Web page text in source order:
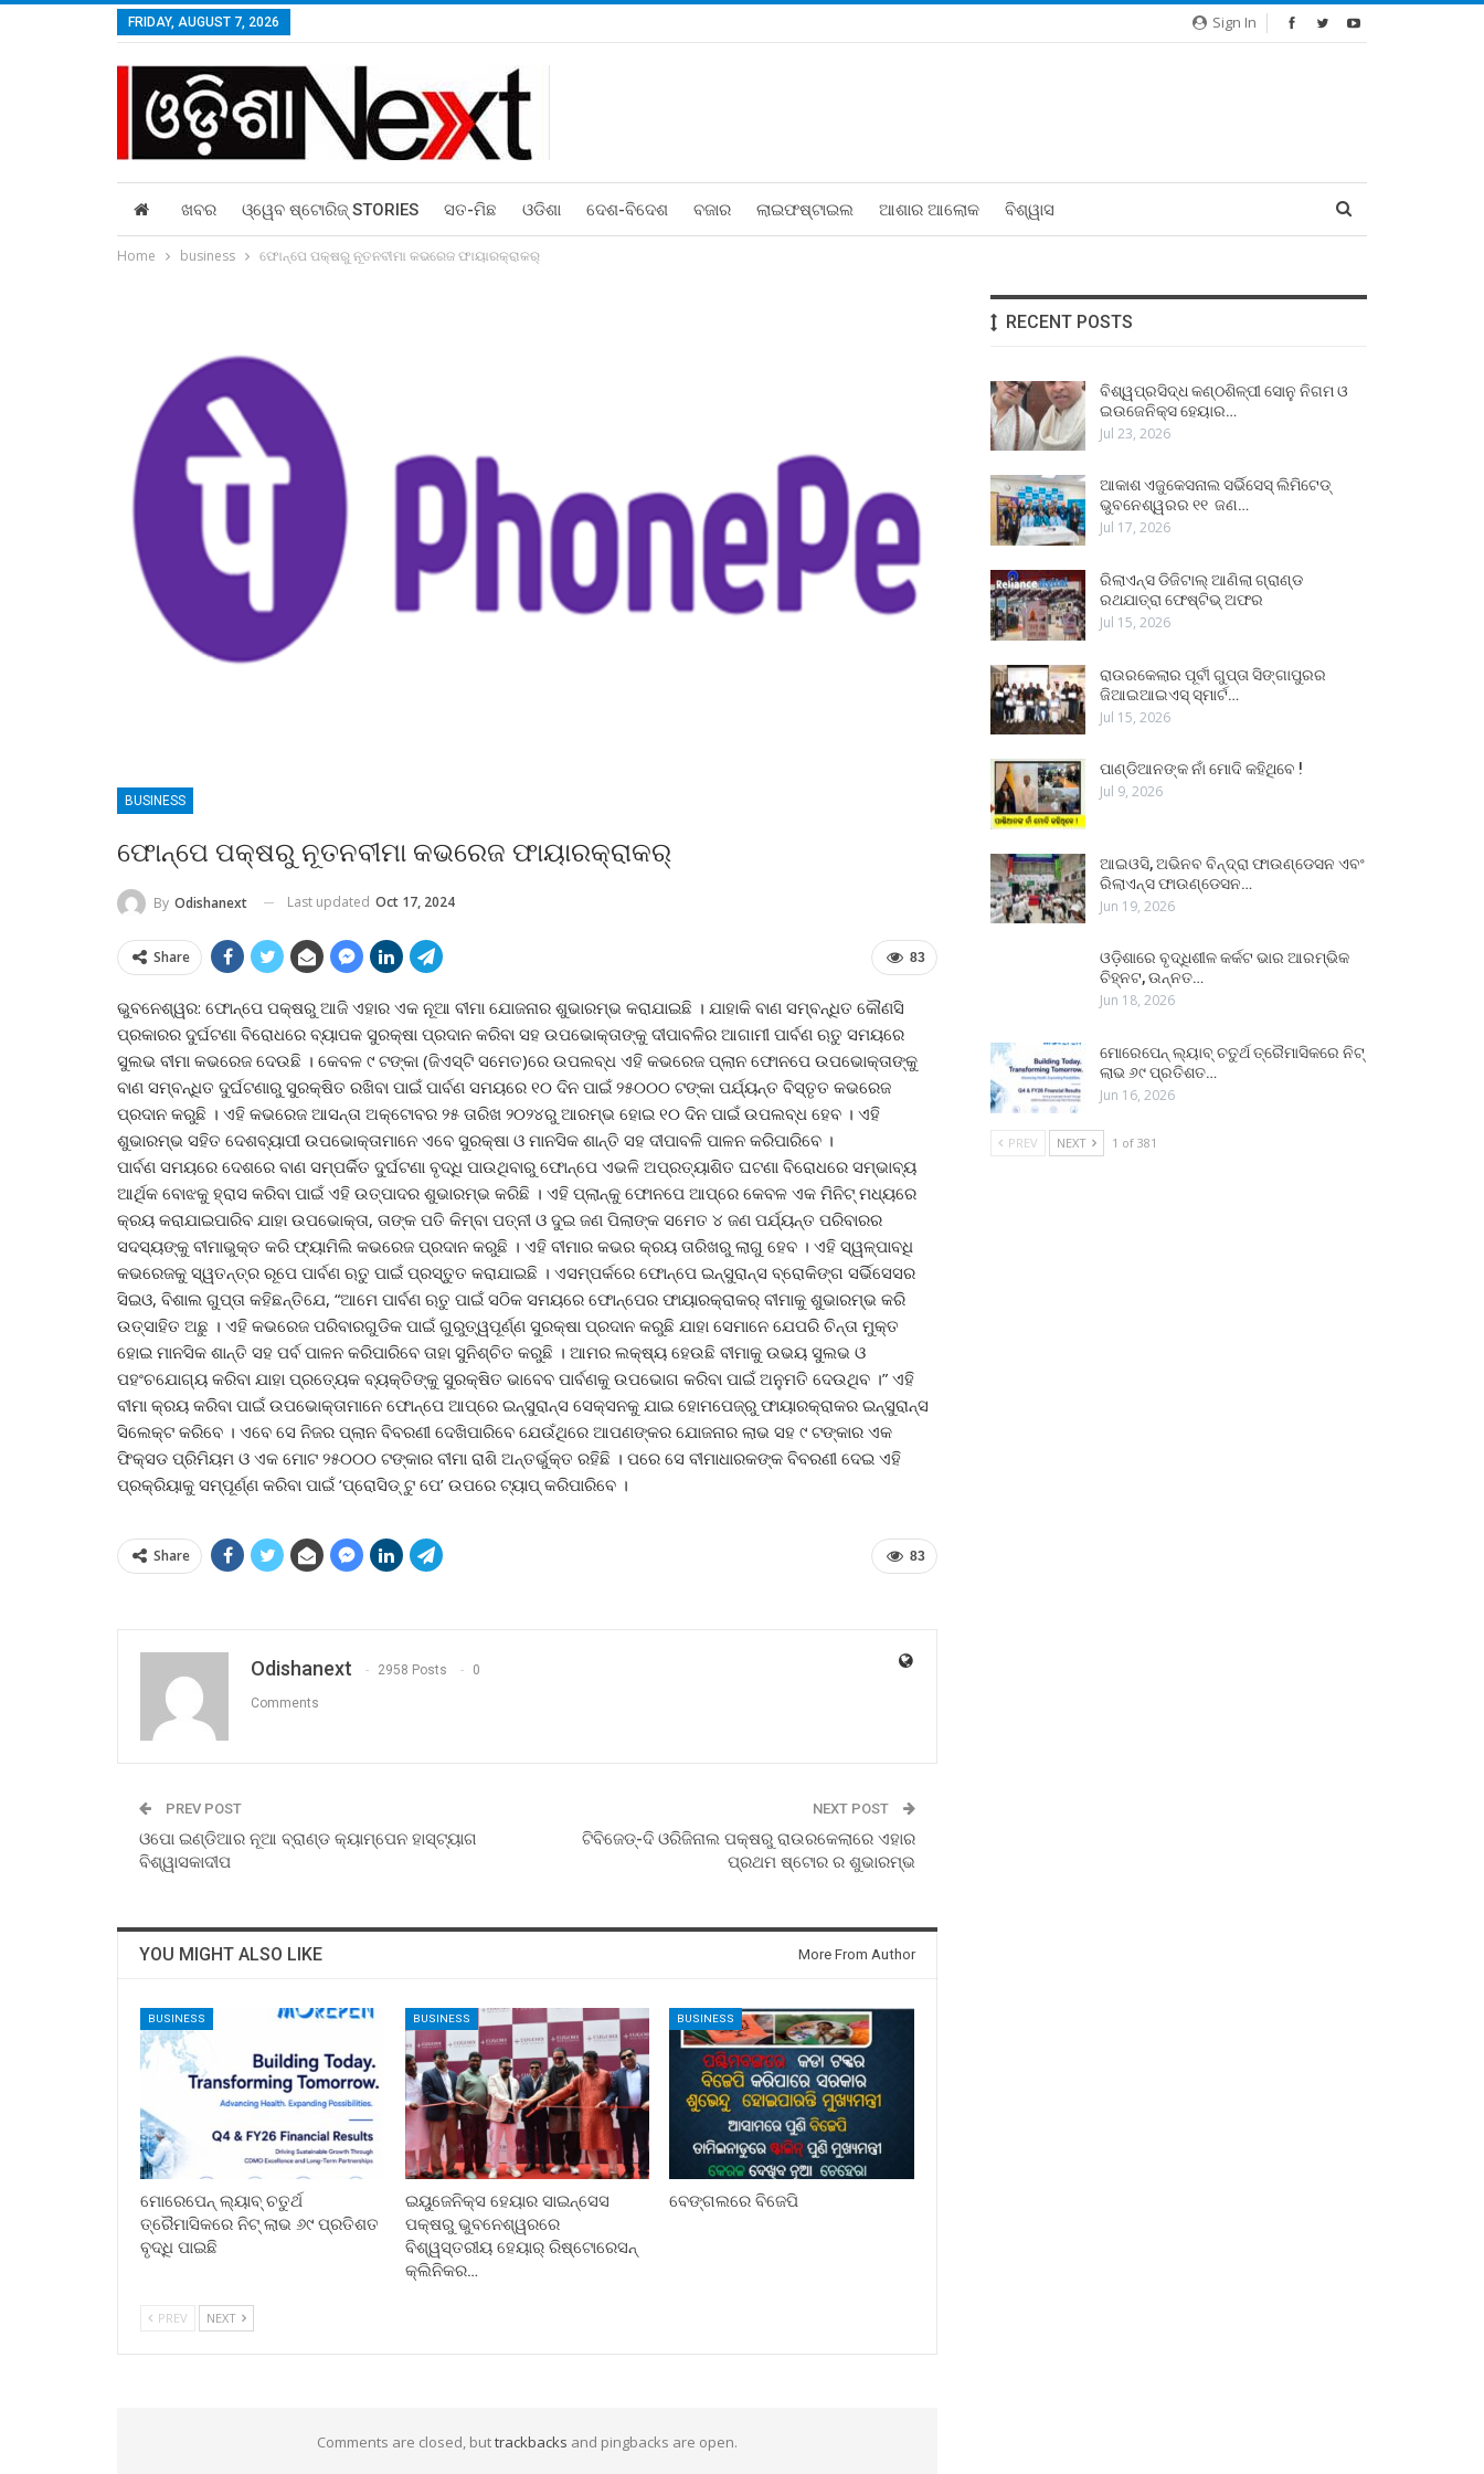
Sign In
FRIDAY, AUGUST 7, 2026
ଖବର ଓ୍ୱେବ ଷ୍ଟୋରିଜ୍‌ STORIES ସତ-ମିଛ ଓଡିଶା ଦେଶ-ବିଦେଶ ବଜାର ଲାଇଫଷ୍ଟାଇଲ ଆଶାର ଆଲୋକ ବିଶ୍ୱାସ
Home business ଫୋନ୍‌ପେ ପକ୍ଷରୁ ନୂତନବୀମା କଭରେଜ ଫାୟାରକ୍ରାକର୍‌
BUSINESS
ଫୋନ୍‌ପେ ପକ୍ଷରୁ ନୂତନବୀମା କଭରେଜ ଫାୟାରକ୍ରାକର୍‌
By Odishanext Last updated Oct 17, 2024
83
Share
ଭୁବନେଶ୍ୱର: ଫୋନ୍‌ପେ ପକ୍ଷରୁ ଆଜି ଏହାର ଏକ ନୂଆ ବୀମା ଯୋଜନାର ଶୁଭାରମ୍ଭ କରାଯାଇଛି । ଯାହାକି ବାଣ ସମ୍ବନ୍ଧିତ କୌଣସି
ପ୍ରକାରର ଦୁର୍ଘଟଣା ବିରୋଧରେ ବ୍ୟାପକ ସୁରକ୍ଷା ପ୍ରଦାନ କରିବା ସହ ଉପଭୋକ୍ତାଙ୍କୁ ଦୀପାବଳିର ଆଗାମୀ ପାର୍ବଣ ଋତୁ ସମୟରେ
ସୁଲଭ ବୀମା କଭରେଜ ଦେଉଛି । କେବଳ ୯ ଟଙ୍କା (ଜିଏସ୍‌ଟି ସମେତ)ରେ ଉପଲବ୍ଧ ଏହି କଭରେଜ ପ୍ଲାନ ଫୋନପେ ଉପଭୋକ୍ତାଙ୍କୁ
ବାଣ ସମ୍ବନ୍ଧିତ ଦୁର୍ଘଟଣାରୁ ସୁରକ୍ଷିତ ରଖିବା ପାଇଁ ପାର୍ବଣ ସମୟରେ ୧୦ ଦିନ ପାଇଁ ୨୫୦୦୦ ଟଙ୍କା ପର୍ଯ୍ୟନ୍ତ ବିସ୍ତୃତ କଭରେଜ
ପ୍‌ରଦାନ କରୁଛି । ଏହି କଭରେଜ ଆସନ୍ତା ଅକ୍ଟୋବର ୨୫ ତାରିଖ ୨୦୨୪ରୁ ଆରମ୍ଭ ହୋଇ ୧୦ ଦିନ ପାଇଁ ଉପଲବ୍ଧ ହେବ । ଏହି
ଶୁଭାରମ୍ଭ ସହିତ ଦେଶବ୍ୟାପୀ ଉପଭୋକ୍ତାମାନେ ଏବେ ସୁରକ୍ଷା ଓ ମାନସିକ ଶାନ୍ତି ସହ ଦୀପାବଳି ପାଳନ କରିପାରିବେ ।
ପାର୍ବଣ ସମୟରେ ଦେଶରେ ବାଣ ସମ୍ପର୍କିତ ଦୁର୍ଘଟଣା ବୃଦ୍ଧି ପାଉଥିବାରୁ ଫୋନ୍‌ପେ ଏଭଳି ଅପ୍ରତ୍ୟାଶିତ ଘଟଣା ବିରୋଧରେ ସମ୍ଭାବ୍ୟ
ଆର୍ଥିକ ବୋଝକୁ ହ୍ରାସ କରିବା ପାଇଁ ଏହି ଉତ୍ପାଦର ଶୁଭାରମ୍ଭ କରିଛି । ଏହି ପ୍ଲାନ୍‌କୁ ଫୋନପେ ଆପ୍‌ରେ କେବଳ ଏକ ମିନିଟ୍ ମଧ୍ୟରେ
କ୍ରୟ କରାଯାଇପାରିବ ଯାହା ଉପଭୋକ୍ତା, ତାଙ୍କ ପତି କିମ୍ବା ପତ୍ନୀ ଓ ଦୁଇ ଜଣ ପିଲାଙ୍କ ସମେତ ୪ ଜଣ ପର୍ଯ୍ୟନ୍ତ ପରିବାରର
ସଦସ୍ୟଙ୍କୁ ବୀମାଭୁକ୍ତ କରି ଫ୍ୟାମିଲି କଭରେଜ ପ୍ରଦାନ କରୁଛି । ଏହି ବୀମାର କଭର କ୍ରୟ ତାରିଖରୁ ଲାଗୁ ହେବ । ଏହି ସ୍ୱଳ୍ପାବଧି
କଭରେଜକୁ ସ୍ୱତନ୍ତ୍ର ରୂପେ ପାର୍ବଣ ଋତୁ ପାଇଁ ପ୍ରସ୍ତୁତ କରାଯାଇଛି । ଏସମ୍ପର୍କରେ ଫୋନ୍‌ପେ ଇନ୍ସୁରାନ୍ସ ବ୍ରୋକିଙ୍ଗ ସର୍ଭିସେସର
ସିଇଓ, ବିଶାଲ ଗୁପ୍ତା କହିଛନ୍ତିଯେ, “ଆମେ ପାର୍ବଣ ଋତୁ ପାଇଁ ସଠିକ ସମୟରେ ଫୋନ୍‌ପେର ଫାୟାରକ୍ରାକର୍ ବୀମାକୁ ଶୁଭାରମ୍ଭ କରି
ଉତ୍ସାହିତ ଅଛୁ । ଏହି କଭରେଜ ପରିବାରଗୁଡିକ ପାଇଁ ଗୁରୁତ୍ୱପୂର୍ଣ୍ଣ ସୁରକ୍ଷା ପ୍ରଦାନ କରୁଛି ଯାହା ସେମାନେ ଯେପରି ଚିନ୍ତା ମୁକ୍ତ
ହୋଇ ମାନସିକ ଶାନ୍ତି ସହ ପର୍ବ ପାଳନ କରିପାରିବେ ତାହା ସୁନିଶ୍ଚିତ କରୁଛି । ଆମର ଲକ୍ଷ୍ୟ ହେଉଛି ବୀମାକୁ ଉଭୟ ସୁଲଭ ଓ
ପହଂଚଯୋଗ୍ୟ କରିବା ଯାହା ପ୍ରତ୍ୟେକ ବ୍ୟକ୍ତିଙ୍କୁ ସୁରକ୍ଷିତ ଭାବେବ ପାର୍ବଣକୁ ଉପଭୋଗ କରିବା ପାଇଁ ଅନୁମତି ଦେଉଥିବ ।” ଏହି
ବୀମା କ୍ରୟ କରିବା ପାଇଁ ଉପଭୋକ୍ତାମାନେ ଫୋନ୍‌ପେ ଆପ୍‌ରେ ଇନ୍ସୁରାନ୍ସ ସେକ୍ସନକୁ ଯାଇ ହୋମପେଜ୍‌ରୁ ଫାୟାରକ୍ରାକର ଇନ୍ସୁରାନ୍ସ
ସିଲେକ୍ଟ କରିବେ । ଏବେ ସେ ନିଜର ପ୍ଲାନ ବିବରଣୀ ଦେଖିପାରିବେ ଯେଉଁଥିରେ ଆପଣଙ୍କର ଯୋଜନାର ଲାଭ ସହ ୯ ଟଙ୍କାର ଏକ
ଫିକ୍ସଡ ପ୍ରିମିୟମ ଓ ଏକ ମୋଟ ୨୫୦୦୦ ଟଙ୍କାର ବୀମା ରାଶି ଅନ୍ତର୍ଭୁକ୍ତ ରହିଛି । ପରେ ସେ ବୀମାଧାରକଙ୍କ ବିବରଣୀ ଦେଇ ଏହି
ପ୍ରକ୍ରିୟାକୁ ସମ୍ପୂର୍ଣ୍ଣ କରିବା ପାଇଁ ‘ପ୍ରୋସିଡ୍ ଟୁ ପେ’ ଉପରେ ଟ୍ୟାପ୍ କରିପାରିବେ ।
83
Share
Odishanext 2958 Posts 0
Comments
PREV POST
ଓପୋ ଇଣ୍ଡିଆର ନୂଆ ବ୍ରାଣ୍ଡ କ୍ୟାମ୍ପେନ ହାସ୍‌ଟ୍ୟାଗ
ବିଶ୍ୱାସକାଦୀପ
NEXT POST
ଟିବିଜେଡ୍‌-ଦି ଓରିଜିନାଲ ପକ୍ଷରୁ ରାଉରକେଲାରେ ଏହାର
ପ୍ରଥମ ଷ୍ଟୋର ର ଶୁଭାରମ୍ଭ
YOU MIGHT ALSO LIKE More From Author
BUSINESS
ମୋରେପେନ୍ ଲ୍ୟାବ୍ ଚତୁର୍ଥ
ତ୍ରୈମାସିକରେ ନିଟ୍ ଲାଭ ୬୯ ପ୍ରତିଶତ
ବୃଦ୍ଧି ପାଇଛି
BUSINESS
ଇୟୁଜେନିକ୍ସ ହେୟାର ସାଇନ୍ସେସ
ପକ୍ଷରୁ ଭୁବନେଶ୍ୱରରେ
ବିଶ୍ୱସ୍ତରୀୟ ହେୟାର୍ ରିଷ୍ଟୋରେସନ୍
କ୍ଲିନିକର…
BUSINESS
ବେଙ୍ଗଲରେ ବିଜେପି
PREV NEXT
Comments are closed, buttrackbacks and pingbacks are open.
RECENT POSTS
ବିଶ୍ୱପ୍ରସିଦ୍ଧ କଣ୍ଠଶିଳ୍ପୀ ସୋନୁ ନିଗମ ଓ
ଇଉଜେନିକ୍ସ ହେୟାର…
Jul 23, 2026
ଆକାଶ ଏଜୁକେସନାଲ ସର୍ଭିସେସ୍ ଲିମିଟେଡ୍
ଭୁବନେଶ୍ୱରର ୧୧ ଜଣ…
Jul 17, 2026
ରିଲାଏନ୍ସ ଡିଜିଟାଲ୍ ଆଣିଲା ଗ୍ରାଣ୍ଡ
ରଥଯାତ୍ରା ଫେଷ୍ଟିଭ୍ ଅଫର
Jul 15, 2026
ରାଉରକେଲାର ପୂର୍ବୀ ଗୁପ୍ତା ସିଙ୍ଗାପୁରର
ଜିଆଇଆଇଏସ୍ ସ୍ମାର୍ଟ…
Jul 15, 2026
ପାଣ୍ଡିଆନଙ୍କ ନାଁ ମୋଦି କହିଥିବେ !
Jul 9, 2026
ଆଇଓସି, ଅଭିନବ ବିନ୍ଦ୍ରା ଫାଉଣ୍ଡେସନ ଏବଂ
ରିଲାଏନ୍ସ ଫାଉଣ୍ଡେସନ…
Jun 19, 2026
ଓଡ଼ିଶାରେ ବୃଦ୍ଧିଶୀଳ କର୍କଟ ଭାର ଆରମ୍ଭିକ
ଚିହ୍ନଟ, ଉନ୍ନତ…
Jun 18, 2026
ମୋରେପେନ୍ ଲ୍ୟାବ୍ ଚତୁର୍ଥ ତ୍ରୈମାସିକରେ ନିଟ୍
ଲାଭ ୬୯ ପ୍ରତିଶତ…
Jun 16, 2026
PREV NEXT 1 of 381